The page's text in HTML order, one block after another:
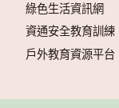
綠色生活資訊網
資通安全教育訓練
戶外教育資源平台